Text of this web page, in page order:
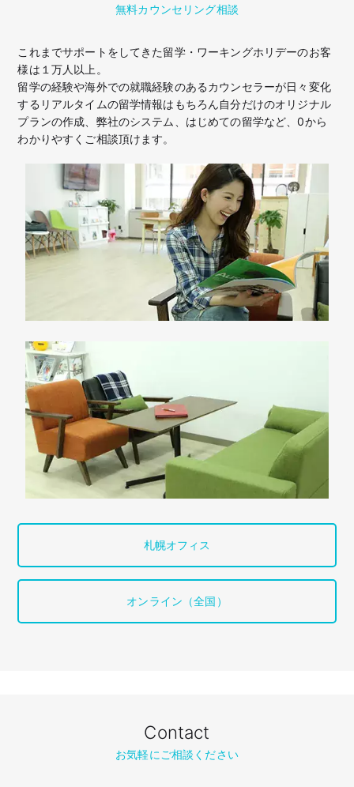
無料カウンセリング相談
これまでサポートをしてきた留学・ワーキングホリデーのお客
様は１万人以上。
留学の経験や海外での就職経験のあるカウンセラーが日々変化
するリアルタイムの留学情報はもちろん自分だけのオリジナル
プランの作成、弊社のシステム、はじめての留学など、0から
わかりやすくご相談頂けます。
札幌オフィス
オンライン（全国）
Contact
お気軽にご相談ください